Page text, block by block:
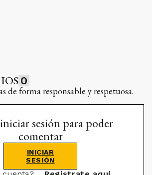
0
de forma responsable y respetuosa.
sesión para poder
comentar
INICIAR
SESIÓN